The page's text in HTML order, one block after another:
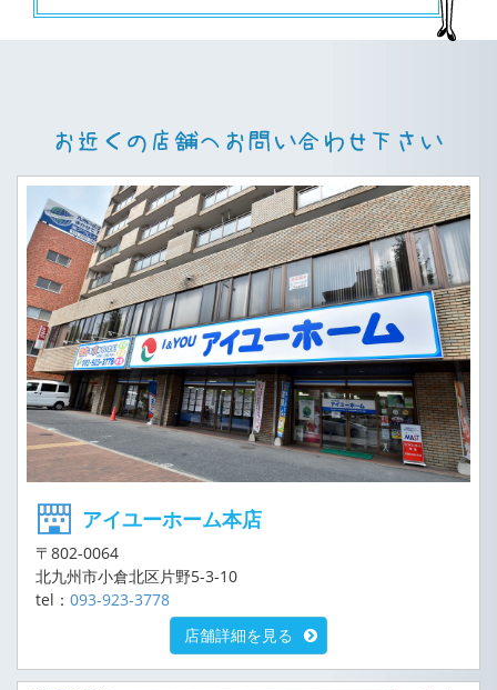
アイユーホーム本店
〒802-0064
北九州市小倉北区片野5-3-10
tel： 093-923-3778
店舗詳細を見る